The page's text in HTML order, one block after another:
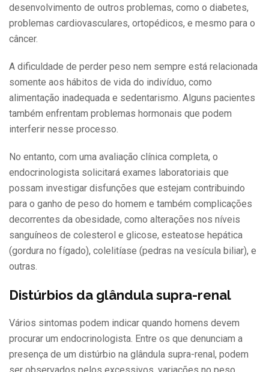
desenvolvimento de outros problemas, como o diabetes,
problemas cardiovasculares, ortopédicos, e mesmo para o
câncer.
A dificuldade de perder peso nem sempre está relacionada
somente aos hábitos de vida do indivíduo, como
alimentação inadequada e sedentarismo. Alguns pacientes
também enfrentam problemas hormonais que podem
interferir nesse processo.
No entanto, com uma avaliação clínica completa, o
endocrinologista solicitará exames laboratoriais que
possam investigar disfunções que estejam contribuindo
para o ganho de peso do homem e também complicações
decorrentes da obesidade, como alterações nos níveis
sanguíneos de colesterol e glicose, esteatose hepática
(gordura no fígado), colelitíase (pedras na vesícula biliar), e
outras.
Distúrbios da glândula supra-renal
Vários sintomas podem indicar quando homens devem
procurar um endocrinologista. Entre os que denunciam a
presença de um distúrbio na glândula supra-renal, podem